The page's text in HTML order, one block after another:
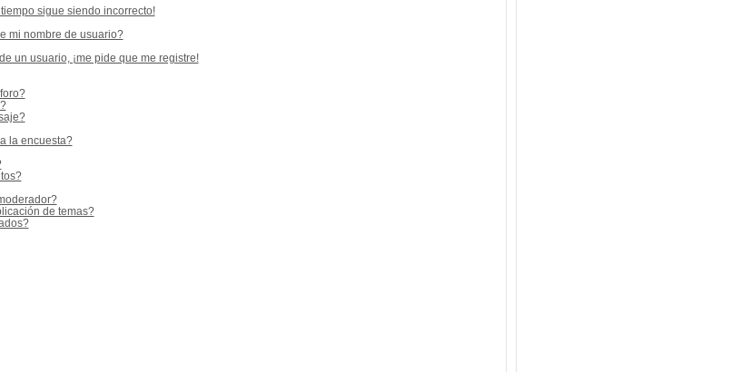
sigue siendo incorrecto!
mi nombre de usuario?
un usuario, ¡me pide que me registre!
la encuesta?
de temas?